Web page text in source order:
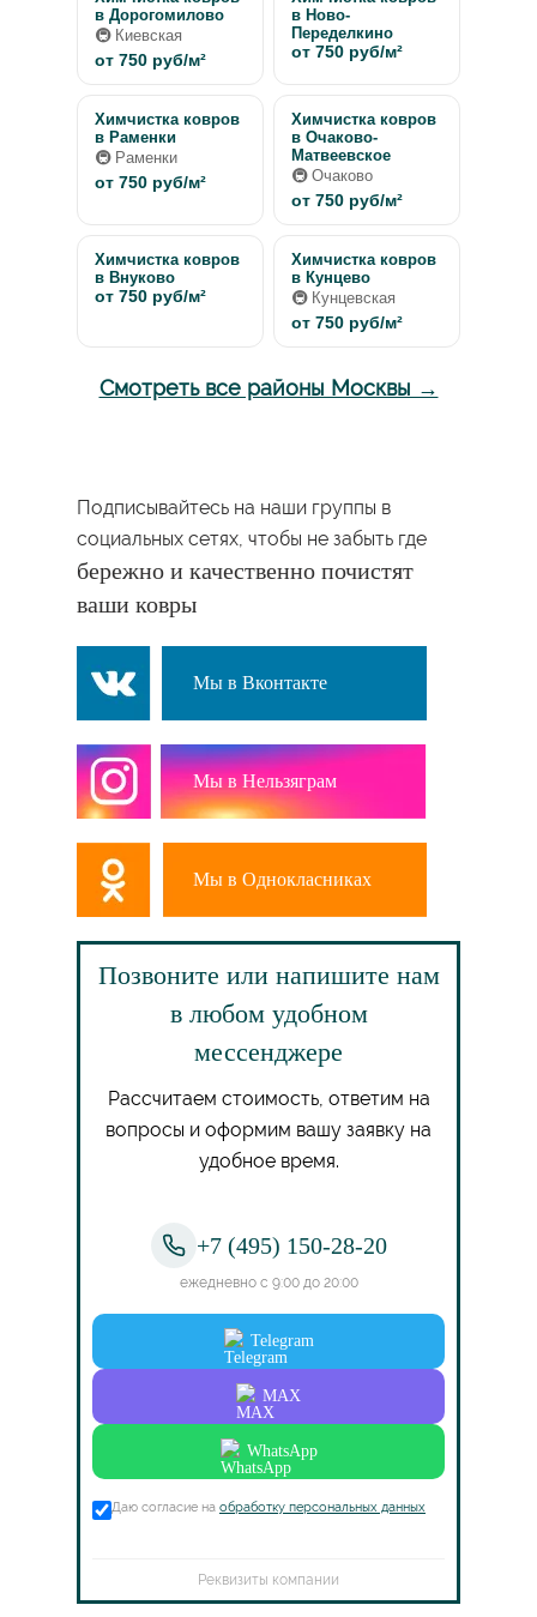
в Дорогомилово
🚇 Киевская
от 750 руб/м²
в Ново-
Переделкино
от 750 руб/м²
Химчистка ковров
в Раменки
🚇 Раменки
от 750 руб/м²
Химчистка ковров
в Очаково-
Матвеевское
🚇 Очаково
от 750 руб/м²
Химчистка ковров
в Внуково
от 750 руб/м²
Химчистка ковров
в Кунцево
🚇 Кунцевская
от 750 руб/м²
Смотреть все районы Москвы →
Подписывайтесь на наши группы в
социальных сетях, чтобы не забыть где
бережно и качественно почистят
ваши ковры
Мы в Вконтакте
Мы в Нельзяграм
Мы в Однокласниках
Позвоните или напишите нам
в любом удобном
мессенджере
Рассчитаем стоимость, ответим на
вопросы и оформим вашу заявку на
удобное время.
+7 (495) 150-28-20
ежедневно с 9:00 до 20:00
Telegram
MAX
WhatsApp
Даю согласие на обработку персональных данных
Реквизиты компании